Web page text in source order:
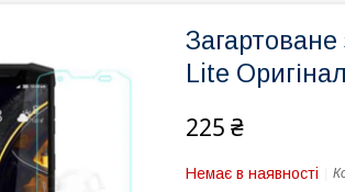
Lite
225 ₴
Немає в наявності